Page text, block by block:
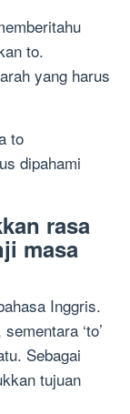
to.
yang harus
to
dipahami
rasa
masa
Inggris.
‘to’
Sebagai
tujuan